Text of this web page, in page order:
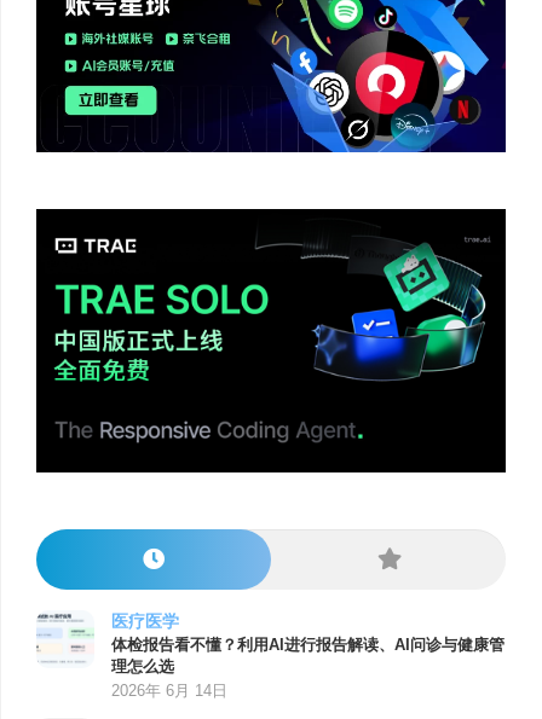
医疗医学
体检报告看不懂？利用AI进行报告解读、AI问诊与健康管
理怎么选
2026年 6月 14日